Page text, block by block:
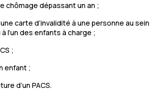
chômage dépassant un an ;
carte d’invalidité à une personne au sein
l’un des enfants à charge ;
;
enfant ;
d’un PACS.